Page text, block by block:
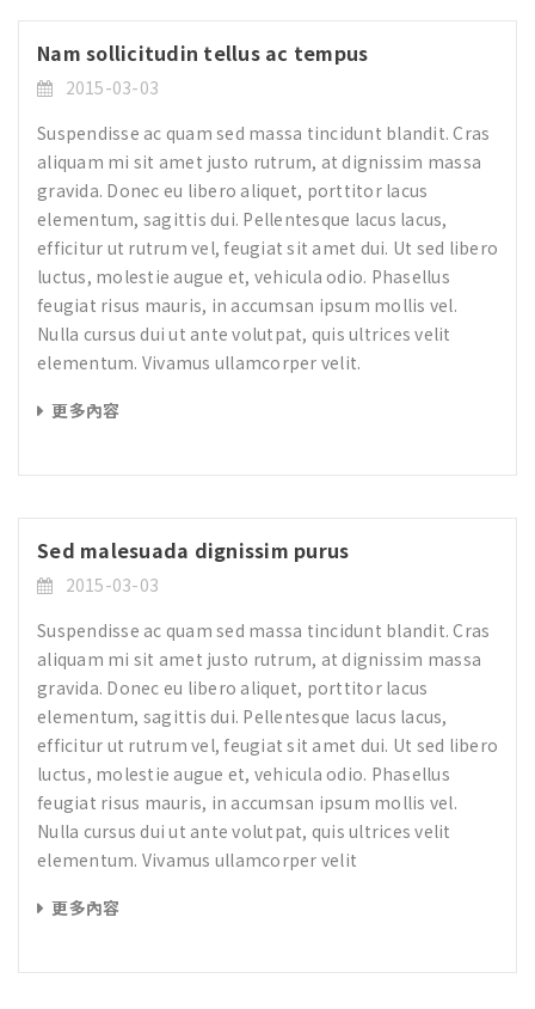
Nam sollicitudin tellus ac tempus
2015-03-03
Suspendisse ac quam sed massa tincidunt blandit. Cras
aliquam mi sit amet justo rutrum, at dignissim massa
gravida. Donec eu libero aliquet, porttitor lacus
elementum, sagittis dui. Pellentesque lacus lacus,
efficitur ut rutrum vel, feugiat sit amet dui. Ut sed libero
luctus, molestie augue et, vehicula odio. Phasellus
feugiat risus mauris, in accumsan ipsum mollis vel.
Nulla cursus dui ut ante volutpat, quis ultrices velit
elementum. Vivamus ullamcorper velit.
更多內容
Sed malesuada dignissim purus
2015-03-03
Suspendisse ac quam sed massa tincidunt blandit. Cras
aliquam mi sit amet justo rutrum, at dignissim massa
gravida. Donec eu libero aliquet, porttitor lacus
elementum, sagittis dui. Pellentesque lacus lacus,
efficitur ut rutrum vel, feugiat sit amet dui. Ut sed libero
luctus, molestie augue et, vehicula odio. Phasellus
feugiat risus mauris, in accumsan ipsum mollis vel.
Nulla cursus dui ut ante volutpat, quis ultrices velit
elementum. Vivamus ullamcorper velit
更多內容